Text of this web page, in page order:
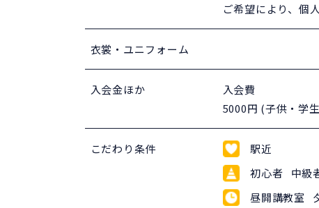
ご希望により、個
衣裳・ユニフォーム
入会金ほか
入会費
5000円 (子供・学
こだわり条件
駅近
初心者 中級
昼開講教室